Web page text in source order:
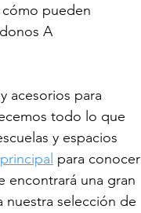
cómo pueden
A
acesorios para
todo lo que
y espacios
para conocer
encontrará una gran
selección de